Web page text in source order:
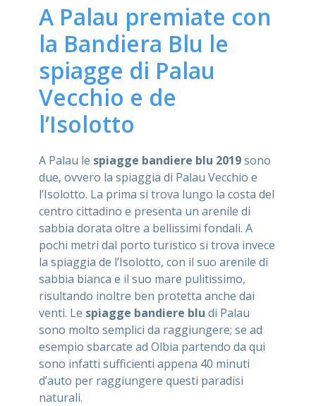
A Palau premiate con
la Bandiera Blu le
spiagge di Palau
Vecchio e de
l’Isolotto
A Palau le spiagge bandiere blu 2019sono
due, ovvero la spiaggia di Palau Vecchio e
l’Isolotto. La prima si trova lungo la costa del
centro cittadino e presenta un arenile di
sabbia dorata oltre a bellissimi fondali. A
pochi metri dal porto turistico si trova invece
la spiaggia de l’Isolotto, con il suo arenile di
sabbia bianca e il suo mare pulitissimo,
risultando inoltre ben protetta anche dai
venti. Le spiagge bandiere blu di Palau
sono molto semplici da raggiungere; se ad
esempio sbarcate ad Olbia partendo da qui
sono infatti sufficienti appena 40 minuti
d’auto per raggiungere questi paradisi
naturali.